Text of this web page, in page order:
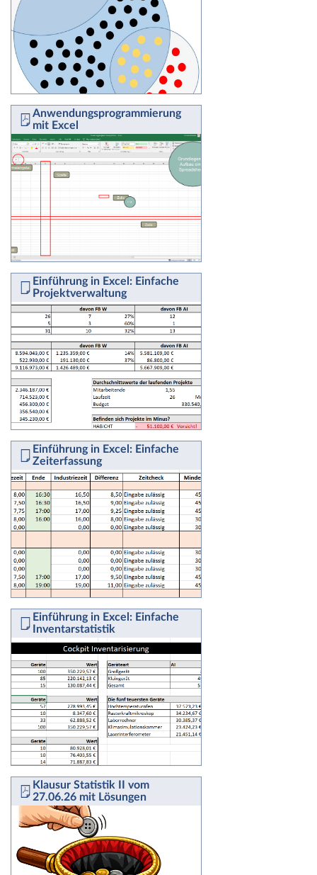
Anwendungsprogrammierung
mit Excel
Einführung in Excel: Einfache
Projektverwaltung
Einführung in Excel: Einfache
Zeiterfassung
Einführung in Excel: Einfache
Inventarstatistik
Klausur Statistik II vom
27.06.26 mit Lösungen